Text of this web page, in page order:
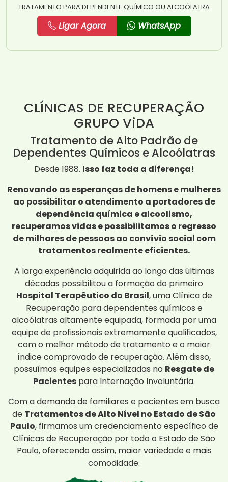
TRATAMENTO PARA DEPENDENTE QUÍMICO OU ALCOÓLATRA
Ligar Agora WhatsApp
CLÍNICAS DE RECUPERAÇÃO
GRUPO ViDA
Tratamento de Alto Padrão de
Dependentes Químicos e Alcoólatras
Desde 1988. Isso faz toda a diferença!
Renovando as esperanças de homens e mulheres
ao possibilitar o atendimento a portadores de
dependência química e alcoolismo,
recuperamos vidas e possibilitamos o regresso
de milhares de pessoas ao convívio social com
tratamentos realmente eficientes.
A larga experiência adquirida ao longo das últimas
décadas possibilitou a formação do primeiro
Hospital Terapêutico do Brasil, uma Clínica de
Recuperação para dependentes químicos e
alcoólatras altamente equipada, formada por uma
equipe de profissionais extremamente qualificados,
com o melhor método de tratamento e o maior
índice comprovado de recuperação. Além disso,
possuímos equipes especializadas no Resgate de
Pacientes para Internação Involuntária.
Com a demanda de familiares e pacientes em busca
de Tratamentos de Alto Nível no Estado de São
Paulo, firmamos um credenciamento específico de
Clínicas de Recuperação por todo o Estado de São
Paulo, oferecendo assim, maior variedade e mais
comodidade.